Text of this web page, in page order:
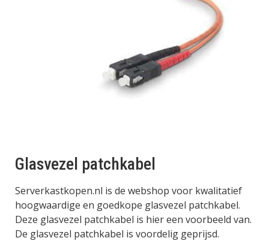
Glasvezel patchkabel
Serverkastkopen.nl is de webshop voor kwalitatief
hoogwaardige en goedkope glasvezel patchkabel.
Deze glasvezel patchkabel is hier een voorbeeld van.
De glasvezel patchkabel is voordelig geprijsd.